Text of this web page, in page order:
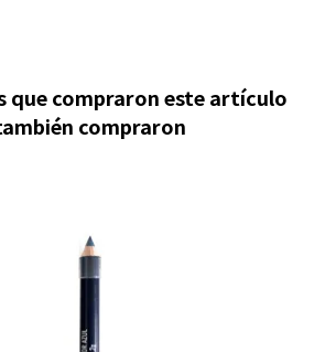
que compraron este artículo
compraron